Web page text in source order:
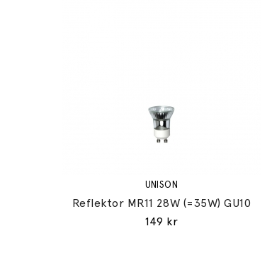
UNISON
Reflektor MR11 28W (=35W) GU10
149 kr